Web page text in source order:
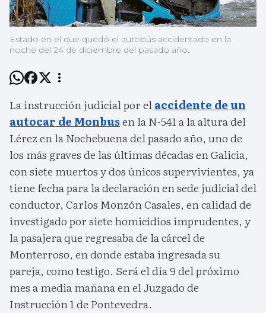
Estado en el que quedó el autobús accidentado en la
noche del 24 de diciembre del pasado año.
La instrucción judicial por elaccidente de un
autocar de Monbusen la N-541 a la altura del
Lérez en la Nochebuena del pasado año, uno de
los más graves de las últimas décadas en Galicia,
con siete muertos y dos únicos supervivientes, ya
tiene fecha para la declaración en sede judicial del
conductor, Carlos Monzón Casales, en calidad de
investigado por siete homicidios imprudentes, y
la pasajera que regresaba de la cárcel de
Monterroso, en donde estaba ingresada su
pareja, como testigo. Será el día 9 del próximo
mes a media mañana en el Juzgado de
Instrucción 1 de Pontevedra.